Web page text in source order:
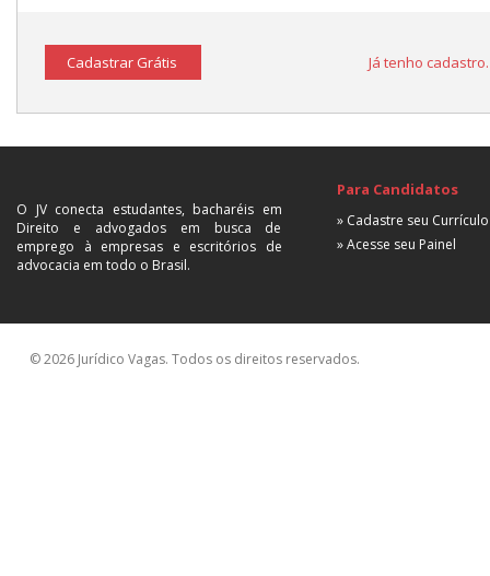
Cadastrar Grátis Já tenho
O JV conecta estudantes, bacharéis em
Direito e advogados em busca de
emprego à empresas e escritórios de
advocacia em todo o Brasil.
Para Candidatos
» Cadastre seu Currículo
» Acesse seu Painel
© 2026 Jurídico Vagas. Todos os direitos reservados.